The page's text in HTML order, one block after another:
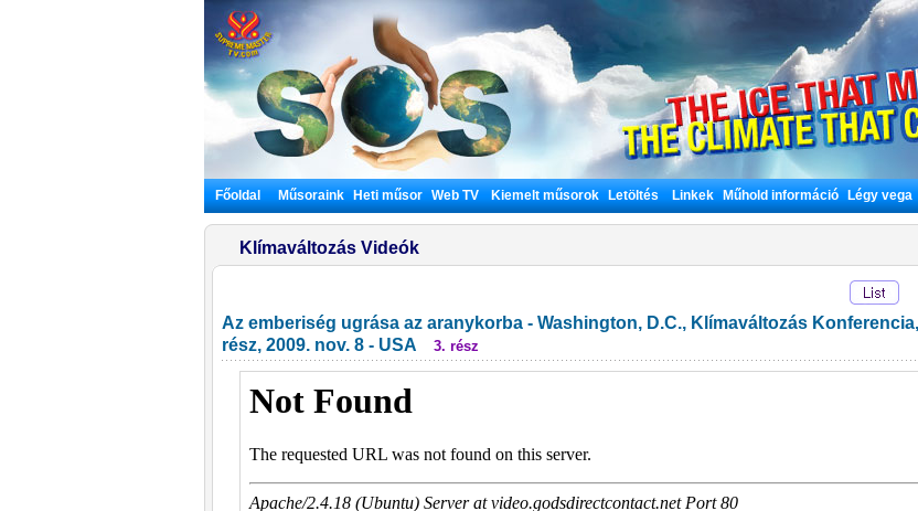
Főoldal Műsoraink Heti műsor Web TV Kiemelt műsorok Letöltés Linkek Műhold információ Légy vega
Klímaváltozás Videók
Az emberiség ugrása az aranykorba - Washington, D.C., Klímaváltozás
rész, 2009. nov. 8 - USA
3. rész